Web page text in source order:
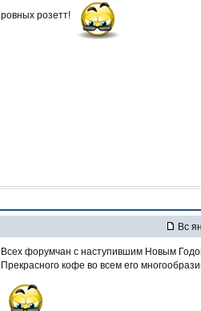
ровных розетт!
Вс
Всех форумчан с наступившим Новым
Прекрасного кофе во всем его